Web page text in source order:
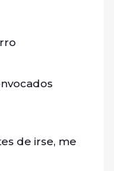
de irse, me